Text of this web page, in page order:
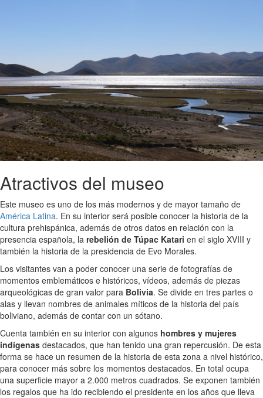
Atractivos del museo
Este museo es uno de los más modernos y de mayor tamaño de
América Latina. En su interior será posible conocer la historia de la
cultura prehispánica, además de otros datos en relación con la
presencia española, la rebelión de Túpac Katari en el siglo XVIII y
también la historia de la presidencia de Evo Morales.
Los visitantes van a poder conocer una serie de fotografías de
momentos emblemáticos e históricos, vídeos, además de piezas
arqueológicas de gran valor para Bolivia. Se divide en tres partes o
alas y llevan nombres de animales míticos de la historia del país
boliviano, además de contar con un sótano.
Cuenta también en su interior con algunos hombres y mujeres
indígenas destacados, que han tenido una gran repercusión. De esta
forma se hace un resumen de la historia de esta zona a nivel histórico,
para conocer más sobre los momentos destacados. En total ocupa
una superficie mayor a 2.000 metros cuadrados. Se exponen también
los regalos que ha ido recibiendo el presidente en los años que lleva